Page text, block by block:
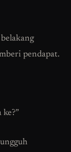
pendapat.